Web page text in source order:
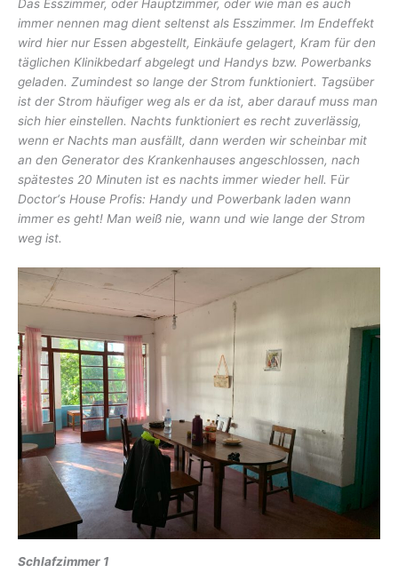
Das Esszimmer, oder Hauptzimmer, oder wie man es auch
immer nennen mag dient seltenst als Esszimmer. Im Endeffekt
wird hier nur Essen abgestellt, Einkäufe gelagert, Kram für den
täglichen Klinikbedarf abgelegt und Handys bzw. Powerbanks
geladen. Zumindest so lange der Strom funktioniert. Tagsüber
ist der Strom häufiger weg als er da ist, aber darauf muss man
sich hier einstellen. Nachts funktioniert es recht zuverlässig,
wenn er Nachts man ausfällt, dann werden wir scheinbar mit
an den Generator des Krankenhauses angeschlossen, nach
spätestes 20 Minuten ist es nachts immer wieder hell. Für
Doctor‘s House Profis: Handy und Powerbank laden wann
immer es geht! Man weiß nie, wann und wie lange der Strom
weg ist.
Schlafzimmer 1